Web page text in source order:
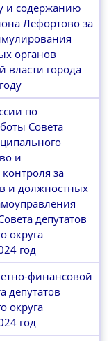
и содержанию
Лефортово за
органов
власти города
по
Совета
и
за
и должностных
депутатов
округа
год
финансовой
депутатов
округа
год